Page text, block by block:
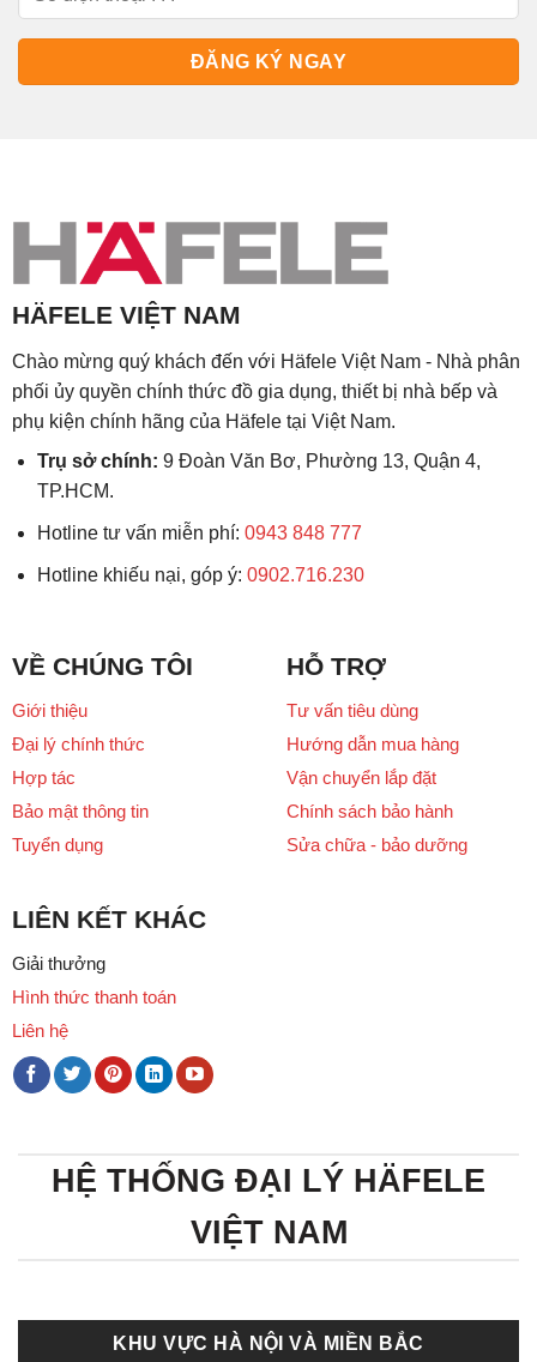
HÄFELE VIỆT NAM
Chào mừng quý khách đến với Häfele Việt Nam - Nhà phân
phối ủy quyền chính thức đồ gia dụng, thiết bị nhà bếp và
phụ kiện chính hãng của Häfele tại Việt Nam.
Trụ sở chính: 9 Đoàn Văn Bơ, Phường 13, Quận 4,
TP.HCM.
Hotline tư vấn miễn phí: 0943 848 777
Hotline khiếu nại, góp ý: 0902.716.230
VỀ CHÚNG TÔI
Giới thiệu
Đại lý chính thức
Hợp tác
Bảo mật thông tin
Tuyển dụng
HỖ TRỢ
Tư vấn tiêu dùng
Hướng dẫn mua hàng
Vận chuyển lắp đặt
Chính sách bảo hành
Sửa chữa - bảo dưỡng
LIÊN KẾT KHÁC
Giải thưởng
Hình thức thanh toán
Liên hệ
HỆ THỐNG ĐẠI LÝ HÄFELE
VIỆT NAM
KHU VỰC HÀ NỘI VÀ MIỀN BẮC